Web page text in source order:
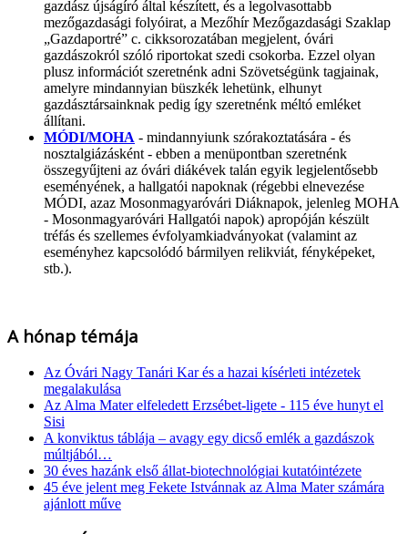
gazdász újságíró által készített, és a legolvasottabb
mezőgazdasági folyóirat, a Mezőhír Mezőgazdasági Szaklap
„Gazdaportré” c. cikksorozatában megjelent, óvári
gazdászokról szóló riportokat szedi csokorba. Ezzel olyan
plusz információt szeretnénk adni Szövetségünk tagjainak,
amelyre mindannyian büszkék lehetünk, elhunyt
gazdásztársainknak pedig így szeretnénk méltó emléket
állítani.
MÓDI/MOHA - mindannyiunk szórakoztatására - és
nosztalgiázásként - ebben a menüpontban szeretnénk
összegyűjteni az óvári diákévek talán egyik legjelentősebb
eseményének, a hallgatói napoknak (régebbi elnevezése
MÓDI, azaz Mosonmagyaróvári Diáknapok, jelenleg MOHA
- Mosonmagyaróvári Hallgatói napok) apropóján készült
tréfás és szellemes évfolyamkiadványokat (valamint az
eseményhez kapcsolódó bármilyen relikviát, fényképeket,
stb.).
A hónap témája
Az Óvári Nagy Tanári Kar és a hazai kísérleti intézetek
megalakulása
Az Alma Mater elfeledett Erzsébet-ligete - 115 éve hunyt el
Sisi
A konviktus táblája – avagy egy dicső emlék a gazdászok
múltjából…
30 éves hazánk első állat-biotechnológiai kutatóintézete
45 éve jelent meg Fekete Istvánnak az Alma Mater számára
ajánlott műve